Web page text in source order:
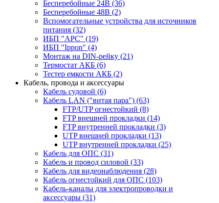
Бесперебойные 24В (36)
Бесперебойные 48В (2)
Вспомогательные устройства для источников
питания (32)
ИБП "APC" (19)
ИБП "Ippon" (4)
Монтаж на DIN-рейку (21)
Термостат АКБ (6)
Тестер емкости АКБ (2)
Кабель, провода и аксессуары
Кабель судовой (6)
Кабель LAN ("витая пара") (63)
FTP/UTP огнестойкий (8)
FTP внешней прокладки (14)
FTP внутренней прокладки (3)
UTP внешней прокладки (13)
UTP внутренней прокладки (25)
Кабель для ОПС (31)
Кабель и провод силовой (33)
Кабель для видеонаблюдения (28)
Кабель огнестойкий для ОПС (103)
Кабель-каналы для электропроводки и
аксессуары (31)